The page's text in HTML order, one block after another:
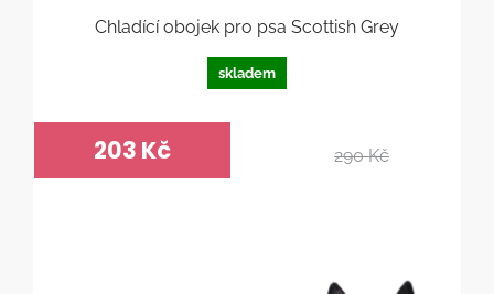
Chladící obojek pro psa Scottish Grey
skladem
203 Kč 290 Kč